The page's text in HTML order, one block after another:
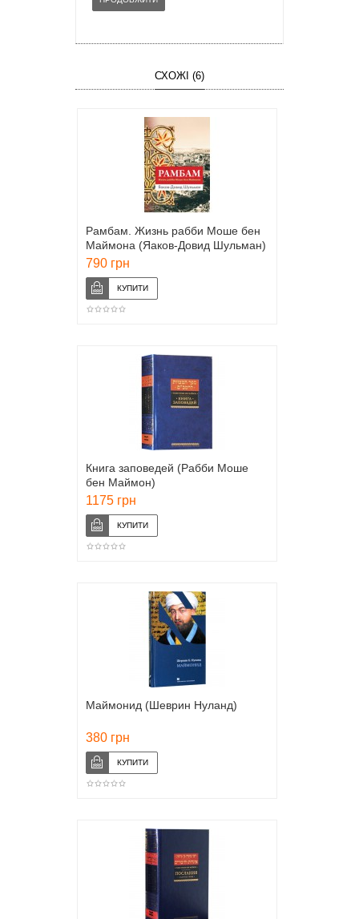
СХОЖІ (6)
Рамбам. Жизнь рабби Моше бен
Маймона (Яаков-Довид Шульман)
790 грн
Книга заповедей (Рабби Моше
бен Маймон)
1175 грн
Маймонид (Шеврин Нуланд)
380 грн